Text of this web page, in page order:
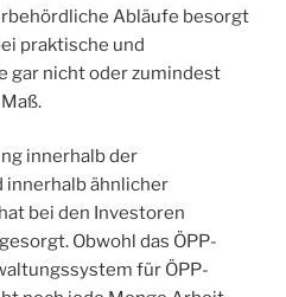
Abläufe besorgt
praktische und
gar nicht oder zumindest
innerhalb der
innerhalb ähnlicher
bei den Investoren
Obwohl das ÖPP-
für ÖPP-